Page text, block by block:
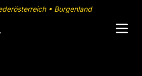
• Burgenland